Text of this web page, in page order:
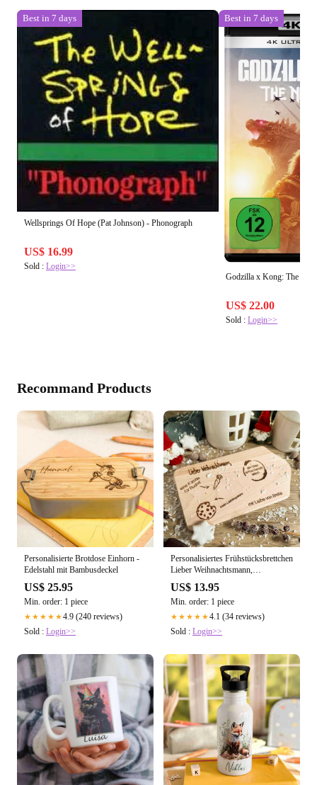
Best in 7 days
Wellsprings Of Hope (Pat Johnson) - Phonograph
US$ 16.99
Sold : Login>>
Best in 7 days
Godzilla x Kong: The
US$ 22.00
Sold :Login>>
Recommand Products
Personalisierte Brotdose Einhorn -
Edelstahl mit Bambusdeckel
US$ 25.95
Min. order: 1 piece
★★★★★4.9 (240 reviews)
Sold : Login>>
Personalisiertes Frühstücksbrettchen
Lieber Weihnachtsmann,
Kapellenform
US$ 13.95
Min. order: 1 piece
★★★★★4.1 (34 reviews)
Sold : Login>>